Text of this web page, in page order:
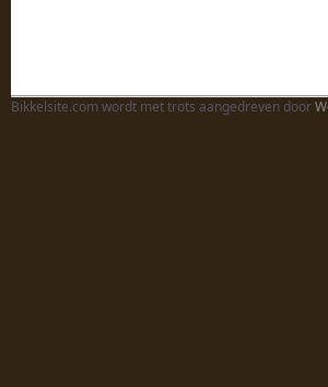
Bikkelsite.com wordt met trots aangedreven door